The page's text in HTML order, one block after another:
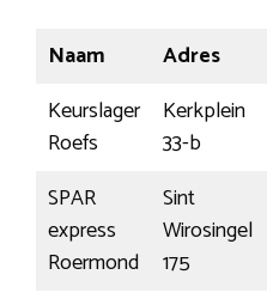
Naam Adres
Keurslager
Roefs
Kerkplein
33-b
SPAR
express
Roermond
Sint
Wirosingel
175